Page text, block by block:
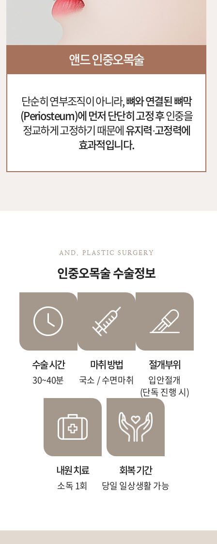
앤드 인중오목술
단순히 연부조직이 아니라,뼈와 연결된 뼈막
(Periosteum)에먼저 단단히 고정 후인중을
정교하게 고정하기 때문에유지력·고정력에
효과적입니다.
AND. PLASTIC SURGERY
인중오목술 수술정보
수술 시간
30~40분
마취 방법
국소 / 수면마취
절개부위
입안절개
(단독 진행 시)
내원 치료
소독 1회
회복 기간
당일 일상생활 가능